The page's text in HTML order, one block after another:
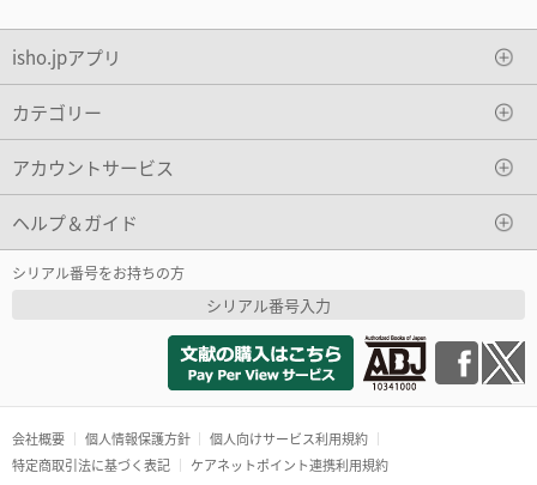
isho.jpアプリ
カテゴリー
アカウントサービス
ヘルプ＆ガイド
シリアル番号をお持ちの方
シリアル番号入力
会社概要 個人情報保護方針
個人向けサービス利用規約
特定商取引法に基づく表記
ケアネットポイント連携利用規約